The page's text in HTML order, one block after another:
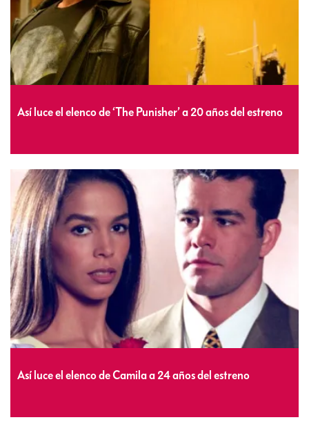
Así luce el elenco de ‘The Punisher’ a 20 años del estreno
Así luce el elenco de Camila a 24 años del estreno